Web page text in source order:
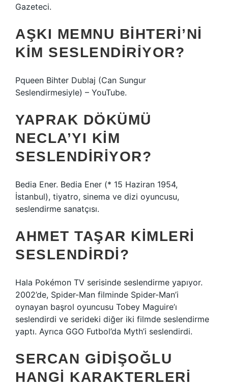
Gazeteci.
AŞKI MEMNU BIHTERI’NI
KIM SESLENDIRIYOR?
Pqueen Bihter Dublaj (Can Sungur
Seslendirmesiyle) – YouTube.
YAPRAK DÖKÜMÜ
NECLA’YI KIM
SESLENDIRIYOR?
Bedia Ener. Bedia Ener (* 15 Haziran 1954,
İstanbul), tiyatro, sinema ve dizi oyuncusu,
seslendirme sanatçısı.
AHMET TAŞAR KIMLERI
SESLENDIRDI?
Hala Pokémon TV serisinde seslendirme yapıyor.
2002’de, Spider-Man filminde Spider-Man’i
oynayan başrol oyuncusu Tobey Maguire’ı
seslendirdi ve serideki diğer iki filmde seslendirme
yaptı. Ayrıca GGO Futbol’da Myth’i seslendirdi.
SERCAN GIDIŞOĞLU
HANGI KARAKTERLERI